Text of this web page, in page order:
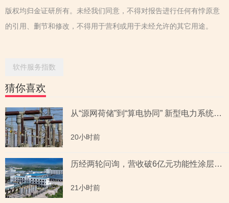
版权均归金证研所有。未经我们同意，不得对报告进行任何有悖原意
的引用、删节和修改，不得用于营利或用于未经允许的其它用途。
软件服务指数
猜你喜欢
从“源网荷储”到“算电协同” 新型电力系统指数全景透视六大赛道
20小时前
历经两轮问询，营收破6亿元功能性涂层材料企业“撤稿”，应收账款坏账计提充分性及销售费用率低于同行均值合理性遭“连环问”
21小时前